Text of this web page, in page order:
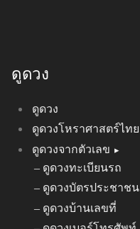
ดูดวง
ดูดวง
ดูดวงโหราศาสตร์ไทย
ดูดวงจากตัวเลข
ดูดวงทะเบียนรถ
ดูดวงบัตรประชาชน
ดูดวงบ้านเลขที่